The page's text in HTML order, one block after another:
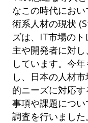
なこの時代にお
術系人材の現状
ズは、IT市場の
主や開発者に対
しています。今
し、日本の人材
的ニーズに対応
事項や課題につ
調査を行いました。